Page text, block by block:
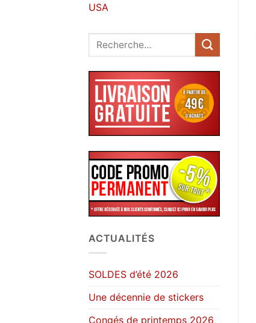
USA
Recherche
ACTUALITÉS
SOLDES d’été 2026
Une décennie de stickers
Congés de printemps 2026